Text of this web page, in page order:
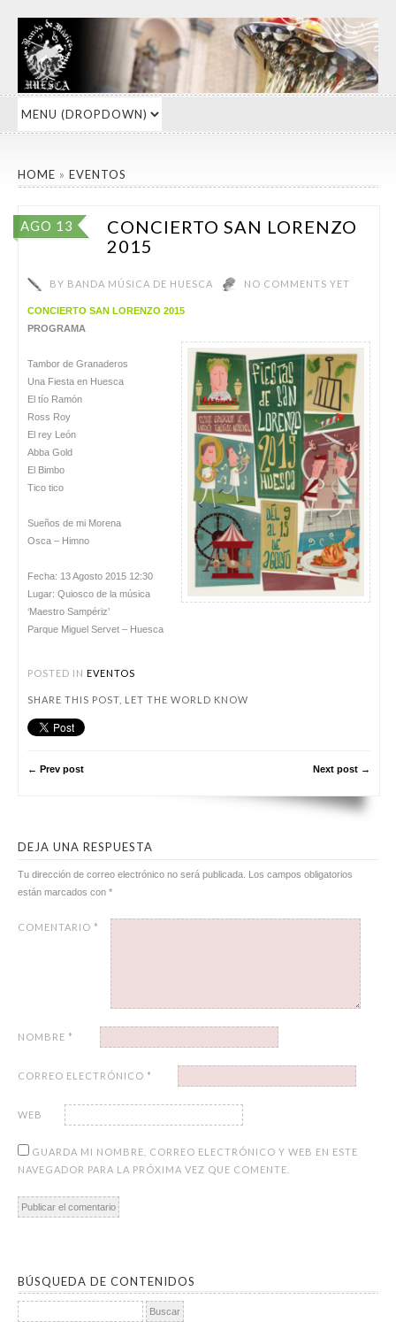
HOME » EVENTOS
AGO 13
CONCIERTO SAN LORENZO
2015
BY BANDA MÚSICA DE HUESCA NO COMMENTS YET
CONCIERTO SAN LORENZO 2015
PROGRAMA
Tambor de Granaderos
Una Fiesta en Huesca
El tío Ramón
Ross Roy
El rey León
Abba Gold
El Bimbo
Tico tico
Sueños de mi Morena
Osca – Himno
Fecha: 13 Agosto 2015 12:30
Lugar: Quiosco de la música
‘Maestro Sampériz’
Parque Miguel Servet – Huesca
POSTED IN EVENTOS
SHARE THIS POST, LET THE WORLD KNOW
← Prev post Next post →
DEJA UNA RESPUESTA
Tu dirección de correo electrónico no será publicada. Los campos obligatorios
están marcados con *
COMENTARIO *
NOMBRE *
CORREO ELECTRÓNICO *
WEB
GUARDA MI NOMBRE, CORREO ELECTRÓNICO Y WEB EN ESTE
NAVEGADOR PARA LA PRÓXIMA VEZ QUE COMENTE.
BÚSQUEDA DE CONTENIDOS
Buscar: